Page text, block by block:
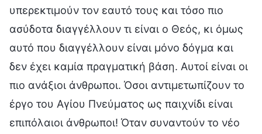
υπερεκτιμούν τον εαυτό τους και τόσο πιο
ασύδοτα διαγγέλλουν τι είναι ο Θεός, κι όμως
αυτό που διαγγέλλουν είναι μόνο δόγμα και
δεν έχει καμία πραγματική βάση. Αυτοί είναι οι
πιο ανάξιοι άνθρωποι. Όσοι αντιμετωπίζουν το
έργο του Αγίου Πνεύματος ως παιχνίδι είναι
επιπόλαιοι άνθρωποι! Όταν συναντούν το νέο